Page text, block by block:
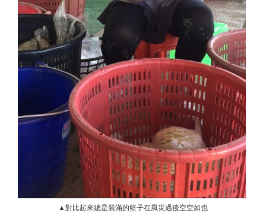
▲對比起來總是裝滿的籃子在風災過後空空如也